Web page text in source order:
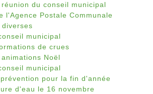
du conseil municipal
l'Agence Postale Communale
municipal
de crues
Noël
municipal
pour la fin d'année
d'eau le 16 novembre